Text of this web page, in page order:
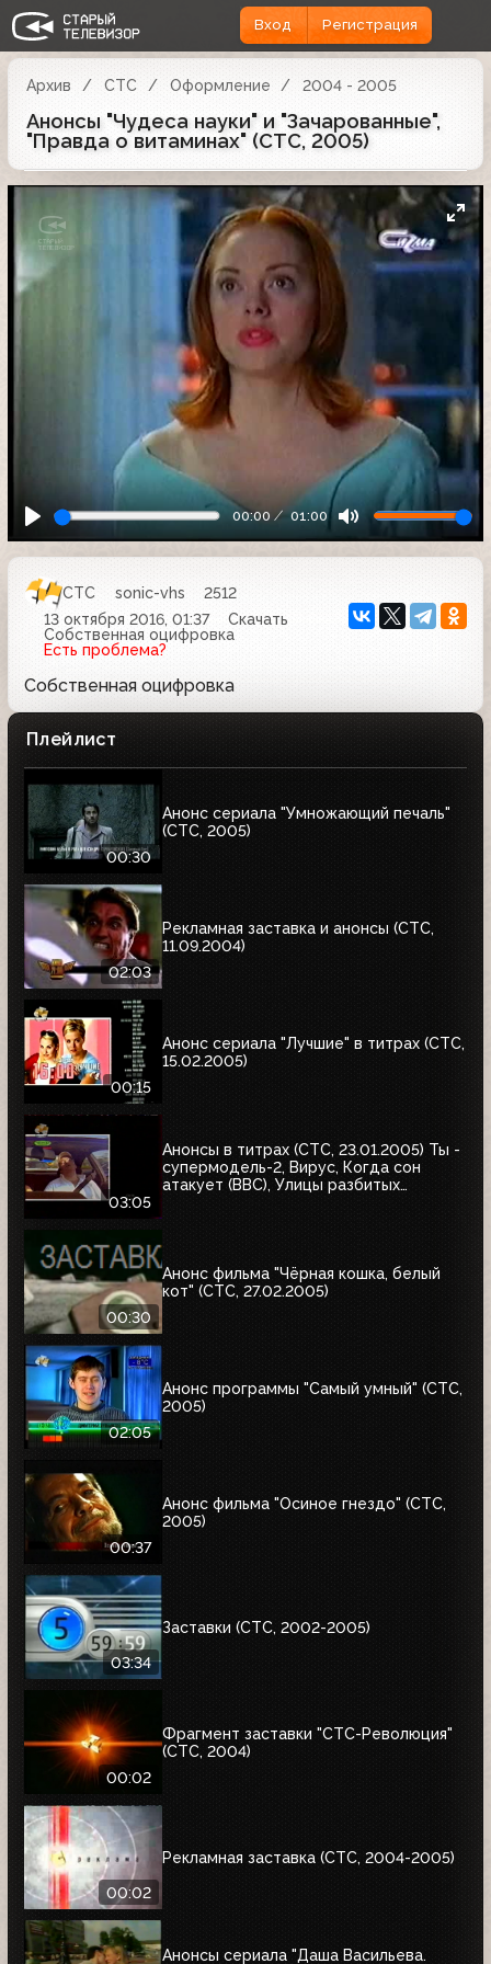
Вход Регистрация
Архив СТС Оформление 2004 - 2005
Анонсы "Чудеса науки" и "Зачарованные",
"Правда о витаминах" (СТС, 2005)
00:00 01:00
СТС sonic-vhs
2512
13 октября 2016, 01:37
Скачать
Собственная оцифровка
Есть проблема?
Собственная оцифровка
Плейлист
00:30
Анонс сериала "Умножающий печаль"
(СТС, 2005)
02:03
Рекламная заставка и анонсы (СТС,
11.09.2004)
00:15
Анонс сериала "Лучшие" в титрах (СТС,
15.02.2005)
03:05
Анонсы в титрах (СТС, 23.01.2005) Ты -
супермодель-2, Вирус, Когда сон
атакует (BBC), Улицы разбитых
00:30
Анонс фильма "Чёрная кошка, белый
кот" (СТС, 27.02.2005)
02:05
Анонс программы "Самый умный" (СТС,
2005)
00:37
Анонс фильма "Осиное гнездо" (СТС,
2005)
03:34
Заставки (СТС, 2002-2005)
00:02
Фрагмент заставки "СТС-Революция"
(СТС, 2004)
00:02
Рекламная заставка (СТС, 2004-2005)
Анонсы сериала "Даша Васильева.